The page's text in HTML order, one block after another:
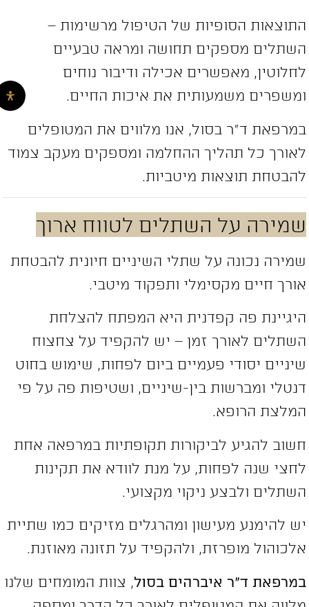
הסופיות של הטיפול מרשימות –
מספקים תחושה ומראה טבעיים
מאפשרים אכילה ודיבור נוחים
משמעותית את איכות החיים.
ד”ר בסול, אנו מלווים את המטופלים
כל תהליך ההחלמה ומספקים מעקב צמוד
תוצאות מיטביות.
על השתלים לטווח ארוך
נכונה על שתלי השיניים חיונית להבטחת
חיים מקסימלי ותפקוד מיטבי.
פה קפדנית היא המפתח להצלחת
לאורך זמן – יש להקפיד על צחצוח
יסודי פעמיים ביום לפחות, שימוש בחוט
ומברשות בין-שיניים, ושטיפות פה על פי
הרופא.
להגיע לביקורות תקופתיות במרפאה אחת
שנה לפחות, על מנת לוודא את תקינות
ולבצע ניקוי מקצועי.
להימנע מעישון ומהרגלים מזיקים כמו שתיית
מופרזת, ולהקפיד על תזונה מאוזנת.
ד”ר איברהים בסול, צוות המומחים שלנו